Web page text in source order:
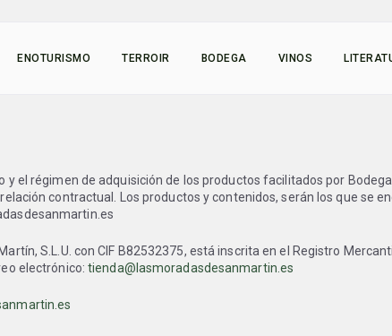
ENOTURISMO TERROIR BODEGA VINOS
el régimen de adquisición de los productos facilitados por
contractual. Los productos y contenidos, serán los que se
S.L.U. con CIF B82532375, está inscrita en el Registro
electrónico:tienda@lasmoradasdesanmartin.es